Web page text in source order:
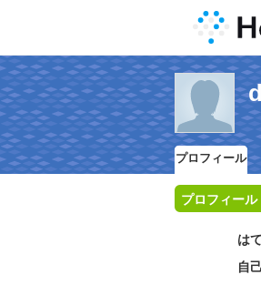
プロフィール
プロフィール
は
自